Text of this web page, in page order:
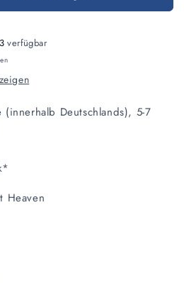
verfügbar
Deutschlands), 5-7
Heaven